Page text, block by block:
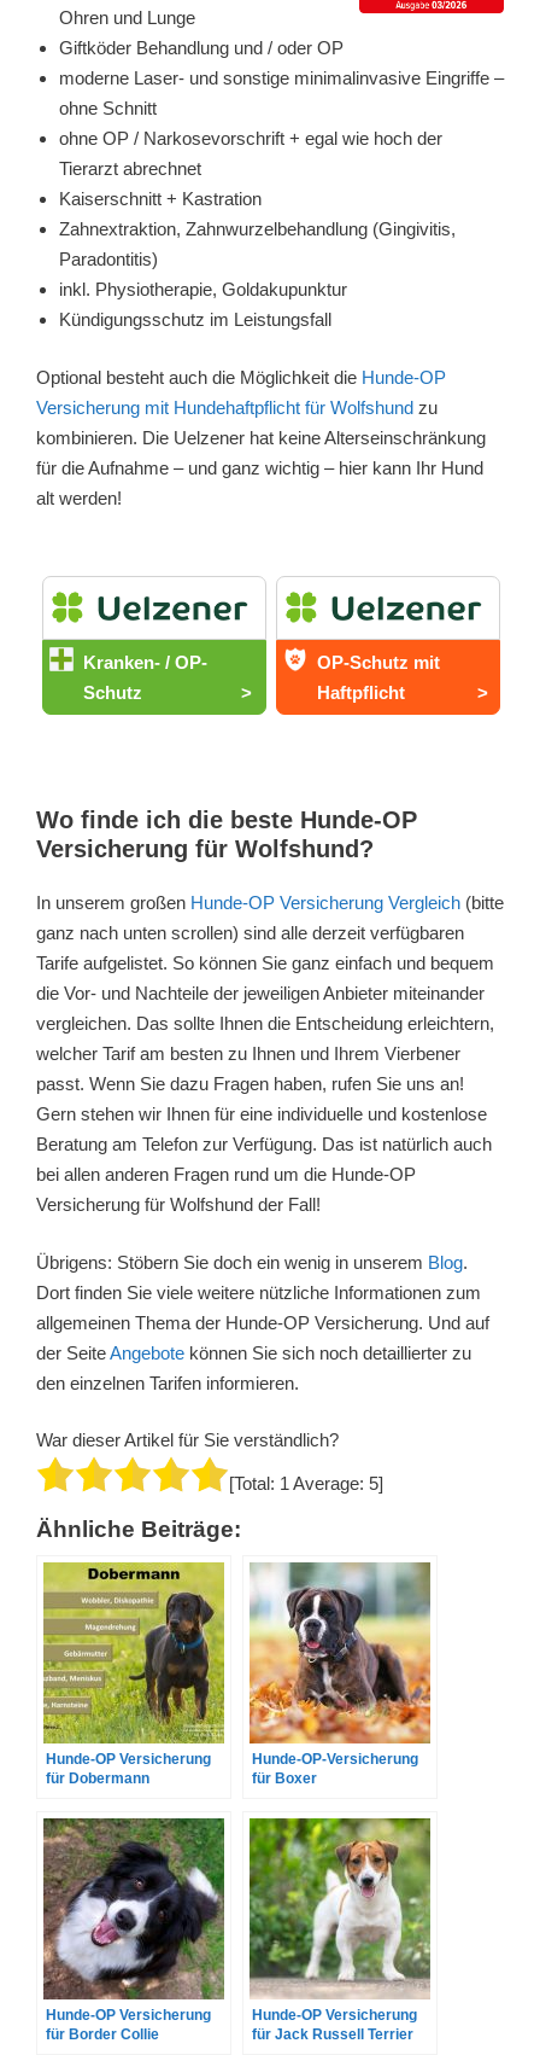
Ohren und Lunge
Giftköder Behandlung und / oder OP
moderne Laser- und sonstige minimalinvasive Eingriffe –
ohne Schnitt
ohne OP / Narkosevorschrift + egal wie hoch der
Tierarzt abrechnet
Kaiserschnitt + Kastration
Zahnextraktion, Zahnwurzelbehandlung (Gingivitis,
Paradontitis)
inkl. Physiotherapie, Goldakupunktur
Kündigungsschutz im Leistungsfall
Optional besteht auch die Möglichkeit die Hunde-OP
Versicherung mit Hundehaftpflicht für Wolfshund zu
kombinieren. Die Uelzener hat keine Alterseinschränkung
für die Aufnahme – und ganz wichtig – hier kann Ihr Hund
alt werden!
Kranken- / OP-
Schutz
>
OP-Schutz mit
Haftpflicht
>
Wo finde ich die beste Hunde-OP
Versicherung für Wolfshund?
In unserem großen Hunde-OP Versicherung Vergleich (bitte
ganz nach unten scrollen) sind alle derzeit verfügbaren
Tarife aufgelistet. So können Sie ganz einfach und bequem
die Vor- und Nachteile der jeweiligen Anbieter miteinander
vergleichen. Das sollte Ihnen die Entscheidung erleichtern,
welcher Tarif am besten zu Ihnen und Ihrem Vierbener
passt. Wenn Sie dazu Fragen haben, rufen Sie uns an!
Gern stehen wir Ihnen für eine individuelle und kostenlose
Beratung am Telefon zur Verfügung. Das ist natürlich auch
bei allen anderen Fragen rund um die Hunde-OP
Versicherung für Wolfshund der Fall!
Übrigens: Stöbern Sie doch ein wenig in unserem Blog.
Dort finden Sie viele weitere nützliche Informationen zum
allgemeinen Thema der Hunde-OP Versicherung. Und auf
der SeiteAngebote können Sie sich noch detaillierter zu
den einzelnen Tarifen informieren.
War dieser Artikel für Sie verständlich?
[Total: 1 Average: 5]
Ähnliche Beiträge:
Hunde-OP Versicherung
für Dobermann
Hunde-OP-Versicherung
für Boxer
Hunde-OP Versicherung
für Border Collie
Hunde-OP Versicherung
für Jack Russell Terrier